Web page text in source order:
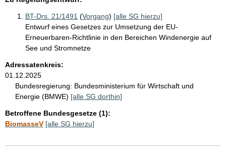
BT-Drs. 21/1491 (Vorgang) [alle SG hierzu]
Entwurf eines Gesetzes zur Umsetzung der EU-
Erneuerbaren-Richtlinie in den Bereichen Windenergie auf
See und Stromnetze
Adressatenkreis:
01.12.2025
Bundesregierung: Bundesministerium für Wirtschaft und
Energie (BMWE) [alle SG dorthin]
Betroffene Bundesgesetze (1):
BiomasseV [alle SG hierzu]